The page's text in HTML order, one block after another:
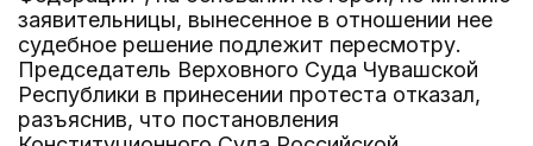
заявительницы, вынесенное в отношении нее
судебное решение подлежит пересмотру.
Председатель Верховного Суда Чувашской
Республики в принесении протеста отказал,
разъяснив, что постановления